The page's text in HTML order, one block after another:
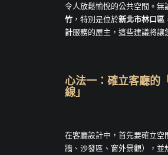
令人放鬆愉悅的公共空間。無
竹 ，特別是位於新北市林口區
計服務的屋主，這些建議將讓
心法一：確立客廳的
線」
在客廳設計中，首先要確立空
牆、沙發區、窗外景觀），並